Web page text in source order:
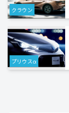
クラウン
プリウスα